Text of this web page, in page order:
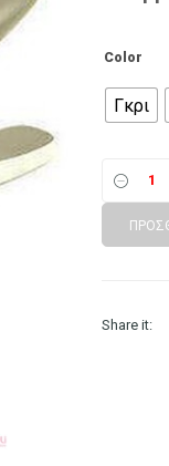
Color
Γκρι
Share it: